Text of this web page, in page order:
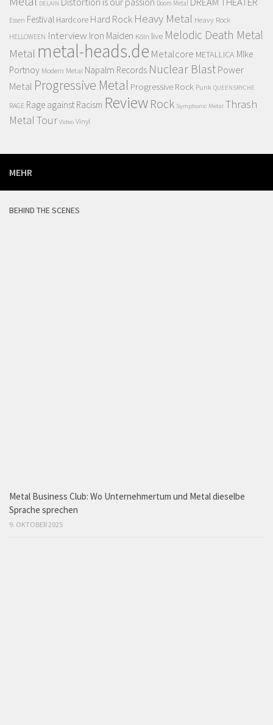
DELAIN Doom Metal
Essen Festival Hardcore Hard Rock Heavy Metal Heavy Rock
HELLOWEEN Interview Iron Maiden Köln live Melodic Death Metal
Metal metal-heads.de Metalcore METALLICA MIke
Portnoy Modern Metal Napalm Records Nuclear Blast Power
Metal Progressive Metal Progressive Rock Punk QUEENSRYCHE
RAGE Rage against Racism Review Rock Symphonic Metal Thrash
MetalTour Video Vinyl
MEHR
BEHIND THE SCENES
Metal Business Club: Wo Unternehmertum und Metal dieselbe
Sprache sprechen
9. OKTOBER 2025